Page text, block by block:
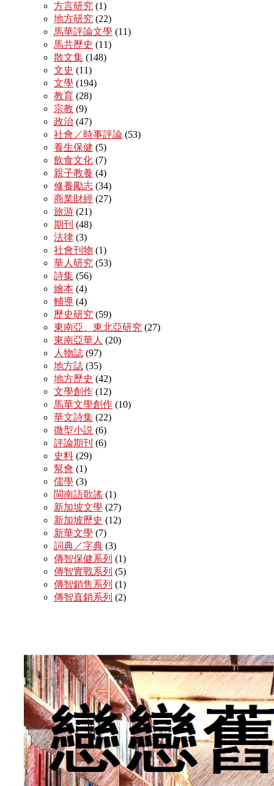
方言研究 (1)
地方研究 (22)
馬華評論文學 (11)
馬共歷史 (11)
散文集 (148)
文史 (11)
文學 (194)
教育 (28)
宗教 (9)
政治 (47)
社會／時事評論 (53)
養生保健 (5)
飲食文化 (7)
親子教養 (4)
修養勵志 (34)
商業財經 (27)
旅游 (21)
期刊 (48)
法律 (3)
社會刊物 (1)
華人研究 (53)
詩集 (56)
繪本 (4)
輔導 (4)
歷史研究 (59)
東南亞、東北亞研究 (27)
東南亞華人 (20)
人物誌 (97)
地方誌 (35)
地方歷史 (42)
文學創作 (12)
馬華文學創作 (10)
華文詩集 (22)
微型小説 (6)
評論期刊 (6)
史料 (29)
幫會 (1)
儒學 (3)
閩南語歌謠 (1)
新加坡文學 (27)
新加坡歷史 (12)
新華文學 (7)
詞典／字典 (3)
傳智保健系列 (1)
傳智實戰系列 (5)
傳智銷售系列 (1)
傳智直銷系列 (2)